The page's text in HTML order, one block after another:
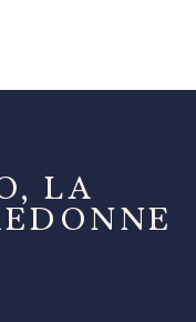
LA